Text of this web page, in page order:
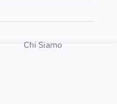
Chi Siamo